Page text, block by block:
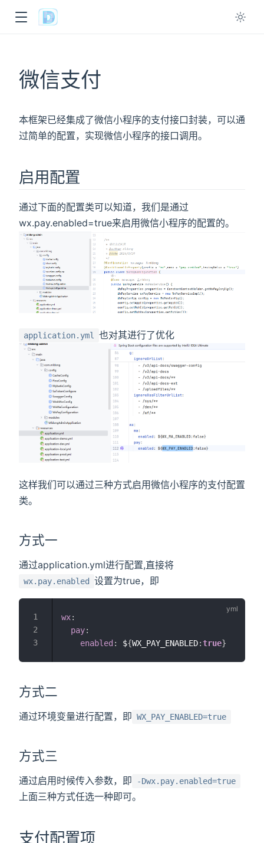
微信支付
本框架已经集成了微信小程序的支付接口封装，可以通
过简单的配置，实现微信小程序的接口调用。
启用配置
通过下面的配置类可以知道，我们是通过
wx.pay.enabled=true来启用微信小程序的配置的。
application.yml 也对其进行了优化
这样我们可以通过三种方式启用微信小程序的支付配置
类。
方式一
通过application.yml进行配置,直接将
wx.pay.enabled 设置为true，即
wx:
pay:
enabled : ${WX_PAY_ENABLED:true}
方式二
通过环境变量进行配置，即 WX_PAY_ENABLED=true
方式三
通过启用时候传入参数，即 -Dwx.pay.enabled=true
上面三种方式任选一种即可。
支付配置项